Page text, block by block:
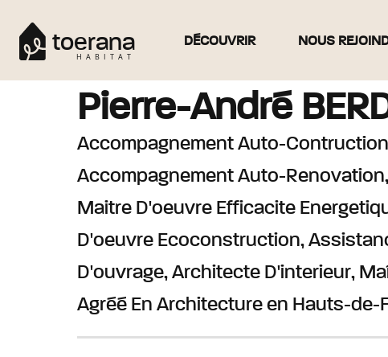
toerana
HABITAT
DÉCOUVRIR NOUS
Pierre-André
Accompagnement Auto-
Accompagnement Auto-
Maitre D'oeuvre Efficacite
D'oeuvre Ecoconstruction,
D'ouvrage, Architecte D'interieur,
Agréé En Architecture en Hauts-de-